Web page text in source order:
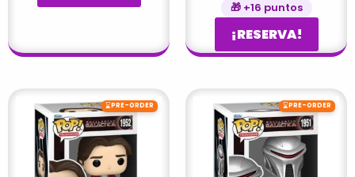
🎁 +16 puntos
¡RESERVA!
⌛PRE-ORDER ⌛PRE-ORDER